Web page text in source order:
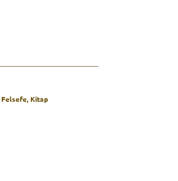
Felsefe, Kitap